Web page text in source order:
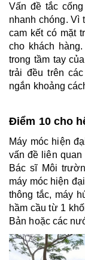
Vấn đề tắc
nhanh chóng. Vì
cam kết có mặt
cho khách
trong tầm tay
trải đều trên
ngắn khoảng
Điểm 10 cho
Máy móc hiện
vấn đề liên quan
Bác sĩ Môi
máy móc hiện
thông tắc, máy
hầm cầu từ 1
Bản hoặc các